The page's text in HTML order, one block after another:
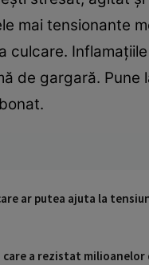
mai tensionante
culcare.
de gargară.
ar putea ajuta la
a rezistat